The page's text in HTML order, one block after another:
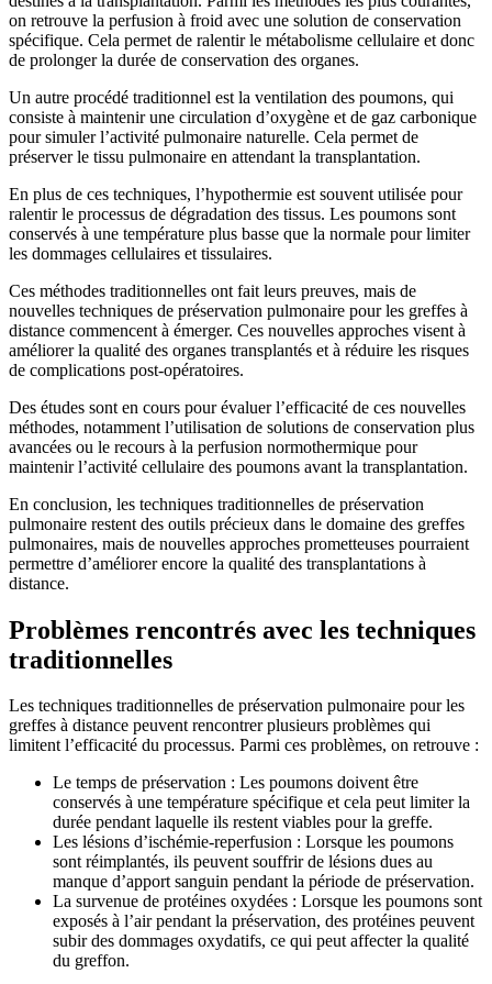
on retrouve la perfusion à froid avec une solution de conservation
spécifique. Cela permet de ralentir le métabolisme cellulaire et donc
de prolonger la durée de conservation des organes.
Un autre procédé traditionnel est la ventilation des poumons, qui
consiste à maintenir une circulation d’oxygène et de gaz carbonique
pour simuler l’activité pulmonaire naturelle. Cela permet de
préserver le tissu pulmonaire en attendant la transplantation.
En plus de ces techniques, l’hypothermie est souvent utilisée pour
ralentir le processus de dégradation des tissus. Les poumons sont
conservés à une température plus basse que la normale pour limiter
les dommages cellulaires et tissulaires.
Ces méthodes traditionnelles ont fait leurs preuves, mais de
nouvelles techniques de préservation pulmonaire pour les greffes à
distance commencent à émerger. Ces nouvelles approches visent à
améliorer la qualité des organes transplantés et à réduire les risques
de complications post-opératoires.
Des études sont en cours pour évaluer l’efficacité de ces nouvelles
méthodes, notamment l’utilisation de solutions de conservation plus
avancées ou le recours à la perfusion normothermique pour
maintenir l’activité cellulaire des poumons avant la transplantation.
En conclusion, les techniques traditionnelles de préservation
pulmonaire restent des outils précieux dans le domaine des greffes
pulmonaires, mais de nouvelles approches prometteuses pourraient
permettre d’améliorer encore la qualité des transplantations à
distance.
Problèmes rencontrés avec les techniques
traditionnelles
Les techniques traditionnelles de préservation pulmonaire pour les
greffes à distance peuvent rencontrer plusieurs problèmes qui
limitent l’efficacité du processus. Parmi ces problèmes, on retrouve :
Le temps de préservation : Les poumons doivent être
conservés à une température spécifique et cela peut limiter la
durée pendant laquelle ils restent viables pour la greffe.
Les lésions d’ischémie-reperfusion : Lorsque les poumons
sont réimplantés, ils peuvent souffrir de lésions dues au
manque d’apport sanguin pendant la période de préservation.
La survenue de protéines oxydées : Lorsque les poumons sont
exposés à l’air pendant la préservation, des protéines peuvent
subir des dommages oxydatifs, ce qui peut affecter la qualité
du greffon.